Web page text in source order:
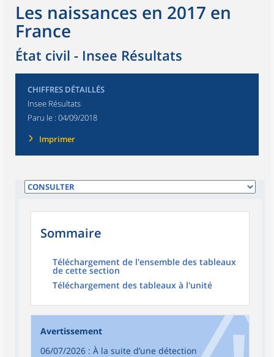
Les naissances en 2017 en
France
État civil - Insee Résultats
CHIFFRES DÉTAILLÉS
Insee Résultats
Paru le : 04/09/2018
Imprimer
Sommaire
Téléchargement de l'ensemble des tableaux
de cette section
Téléchargement des tableaux à l'unité
Avertissement
06/07/2026 : À la suite d’une détection